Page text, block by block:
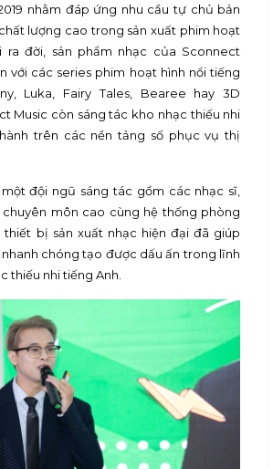
nhằm đáp ứng nhu cầu tự chủ bản
lượng cao trong sản xuất phim hoạt
ra đời, sản phẩm nhạc của Sconnect
với các series phim hoạt hình nổi tiếng
Luka, Fairy Tales, Bearee hay 3D
Music còn sáng tác kho nhạc thiếu nhi
trên các nền tảng số phục vụ thị
đội ngũ sáng tác gồm các nhạc sĩ,
chuyên môn cao cùng hệ thống phòng
bị sản xuất nhạc hiện đại đã giúp
chóng tạo được dấu ấn trong lĩnh
thiếu nhi tiếng Anh.